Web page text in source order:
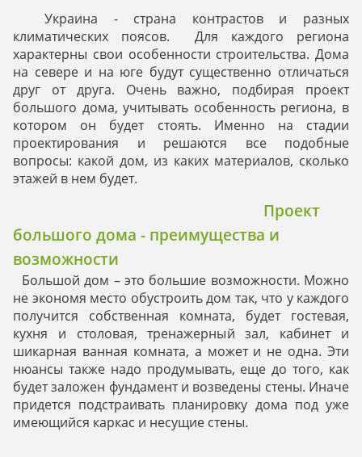
Украина - страна контрастов и разных
климатических поясов. Для каждого региона
характерны свои особенности строительства. Дома
на севере и на юге будут существенно отличаться
друг от друга. Очень важно, подбирая проект
большого дома, учитывать особенность региона, в
котором он будет стоять. Именно на стадии
проектирования и решаются все подобные
вопросы: какой дом, из каких материалов, сколько
этажей в нем будет.
Проект
большого дома - преимущества и
возможности
Большой дом – это большие возможности. Можно
не экономя место обустроить дом так, что у каждого
получится собственная комната, будет гостевая,
кухня и столовая, тренажерный зал, кабинет и
шикарная ванная комната, а может и не одна. Эти
нюансы также надо продумывать, еще до того, как
будет заложен фундамент и возведены стены. Иначе
придется подстраивать планировку дома под уже
имеющийся каркас и несущие стены.